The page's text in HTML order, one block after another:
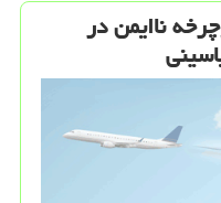
ناایمن در